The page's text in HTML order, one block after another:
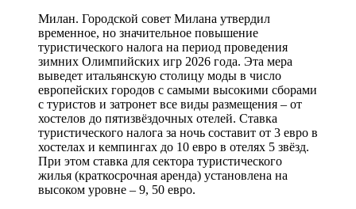
Милан. Городской совет Милана утвердил
временное, но значительное повышение
туристического налога на период проведения
зимних Олимпийских игр 2026 года. Эта мера
выведет итальянскую столицу моды в число
европейских городов с самыми высокими сборами
с туристов и затронет все виды размещения – от
хостелов до пятизвёздочных отелей. Ставка
туристического налога за ночь составит от 3 евро в
хостелах и кемпингах до 10 евро в отелях 5 звёзд.
При этом ставка для сектора туристического
жилья (краткосрочная аренда) установлена на
высоком уровне – 9, 50 евро.